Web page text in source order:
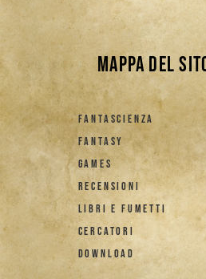
Mappa del
FANTASCIENZA
FANTASY
GAMES
RECENSIONI
LIBRI E FUMETTI
CERCATORI
DOWNLOAD